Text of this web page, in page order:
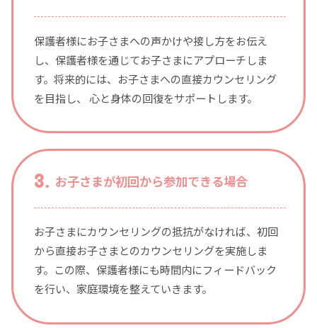
保護者様にお子さまへの声かけや接し方をお伝え
し、保護者様を通じてお子さまにアプローチしま
す。 将来的には、お子さまへの直接カウンセリング
を目指し、 心と身体の回復をサポートします。
お子さまが初回から参加できる場合
お子さまにカウンセリングの抵抗がなければ、初回
から直接お子さまとのカウンセリングを実施しま
す。 この際、保護者様にも時間内にフィードバック
を行い、家庭環境を整えていきます。